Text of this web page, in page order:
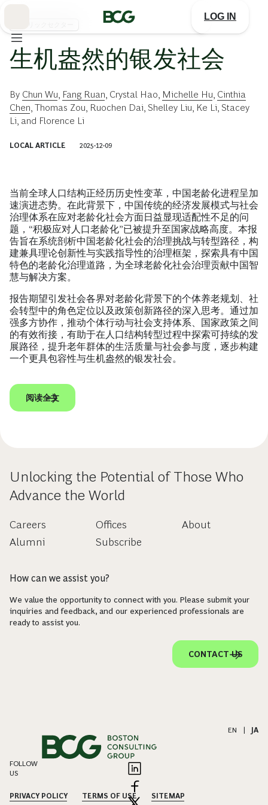
LOG IN
生机盎然的银发社会
By Chun Wu Fang Ruan Crystal Hao Michelle Hu Cinthia
Chen Thomas Zou Ruochen Dai Shelley Liu Ke Li Stacey
Li , and Florence Li
LOCAL ARTICLE 2025-12-09
当前全球人口结构正经历历史性变革，中国老龄化进程呈加
速演进态势。在此背景下，中国传统的经济发展模式与社会
治理体系在应对老龄化社会方面日益显现适配性不足的问
题，“积极应对人口老龄化”已被提升至国家战略高度。本报
告旨在系统剖析中国老龄化社会的治理挑战与转型路径，构
建兼具理论创新性与实践指导性的治理框架，探索具有中国
特色的老龄化治理道路，为全球老龄化社会治理贡献中国智
慧与解决方案。
报告期望引发社会各界对老龄化背景下的个体养老规划、社
会转型中的角色定位以及政策创新路径的深入思考。通过加
强多方协作，推动个体行动与社会支持体系、国家政策之间
的有效衔接，有助于在人口结构转型过程中探索可持续的发
展路径，提升老年群体的生活质量与社会参与度，逐步构建
一个更具包容性与生机盎然的银发社会。
阅读全文
Unlocking the Potential of Those Who
Advance the World
Careers
Alumni
Offices
Subscribe
About
How can we assist you?
We value the opportunity to connect with you. Please submit your
inquiries and feedback, and our experienced professionals are
ready to assist you.
CONTACT US
EN JA
FOLLOW
US
PRIVACY POLICY TERMS OF USE SITEMAP